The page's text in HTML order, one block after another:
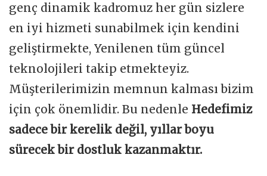
genç dinamik kadromuz her gün sizlere
en iyi hizmeti sunabilmek için kendini
geliştirmekte, Yenilenen tüm güncel
teknolojileri takip etmekteyiz.
Müşterilerimizin memnun kalması bizim
için çok önemlidir. Bu nedenle Hedefimiz
sadece bir kerelik değil, yıllar boyu
sürecek bir dostluk kazanmaktır.